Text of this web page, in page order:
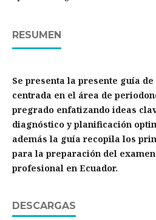
RESUMEN
Se presenta la presente guía
centrada en el área de
pregrado enfatizando ideas
diagnóstico y planificación
además la guía recopila los
para la preparación del
profesional en Ecuador.
DESCARGAS